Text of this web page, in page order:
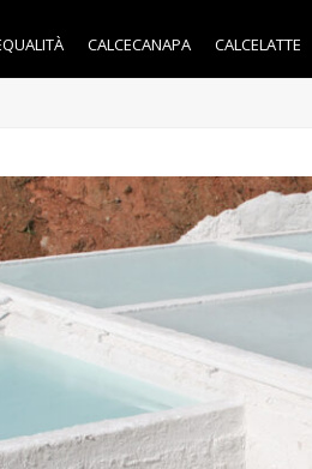
CALCECANAPA CALCELATTE